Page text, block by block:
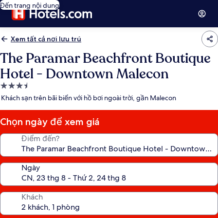
Đến trang nội dung
Xem tất cả nơi lưu trú
The Paramar Beachfront Boutique
Hotel - Downtown Malecon
Nơi
lưu
3.5
sao
Khách sạn trên bãi biển với hồ bơi ngoài trời, gần Malecon
Chọn ngày để xem giá
Điểm đến?
Ngày
Khách